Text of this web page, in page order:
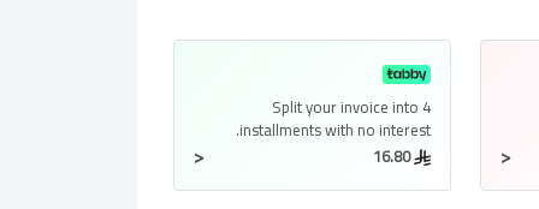
<
Split your invoice into 4
installmentswith no interest.
< 16.80